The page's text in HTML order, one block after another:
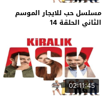
مسلسل حب للايجار الموسم
الثاني الحلقة 14
02:11:45